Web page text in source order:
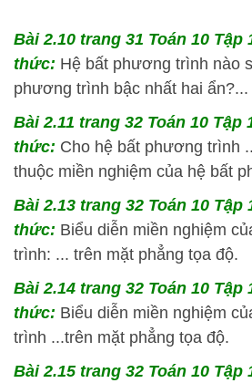
Bài 2.10 trang 31 Toán 10 Tập
thức: Hệ bất phương trình nào
phương trình bậc nhất hai ẩn?...
Bài 2.11 trang 32 Toán 10 Tập
thức: Cho hệ bất phương trình
thuộc miền nghiệm của hệ bất
Bài 2.13 trang 32 Toán 10 Tập
thức: Biểu diễn miền nghiệm
trình: ... trên mặt phẳng tọa độ.
Bài 2.14 trang 32 Toán 10 Tập
thức: Biểu diễn miền nghiệm
trình ...trên mặt phẳng tọa độ.
Bài 2.15 trang 32 Toán 10 Tập